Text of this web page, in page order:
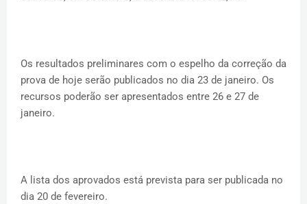
Os resultados preliminares com o espelho da correção da
prova de hoje serão publicados no dia 23 de janeiro. Os
recursos poderão ser apresentados entre 26 e 27 de
janeiro.
A lista dos aprovados está prevista para ser publicada no
dia 20 de fevereiro.